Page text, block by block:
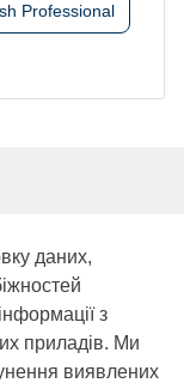
Professional
даних,
з
приладів. Ми
виявлених